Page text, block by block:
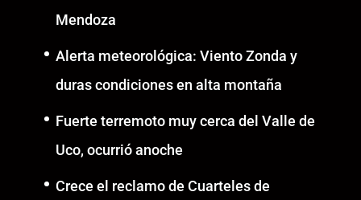
Mendoza
Alerta meteorológica: Viento Zonda y
duras condiciones en alta montaña
Fuerte terremoto muy cerca del Valle de
Uco, ocurrió anoche
Crece el reclamo de Cuarteles de